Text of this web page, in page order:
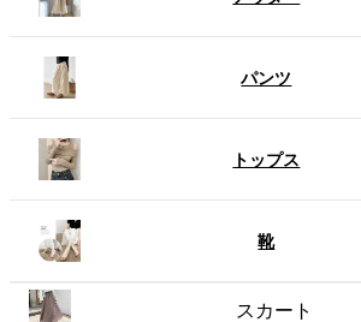
パンツ
トップス
靴
スカート